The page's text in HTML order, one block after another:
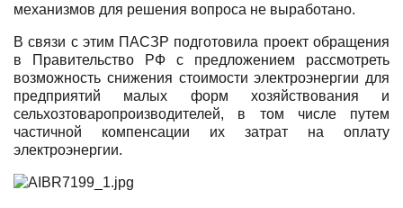
механизмов для решения вопроса не выработано.
В связи с этим ПАСЗР подготовила проект обращения
в Правительство РФ с предложением рассмотреть
возможность снижения стоимости электроэнергии для
предприятий малых форм хозяйствования и
сельхозтоваропроизводителей, в том числе путем
частичной компенсации их затрат на оплату
электроэнергии.